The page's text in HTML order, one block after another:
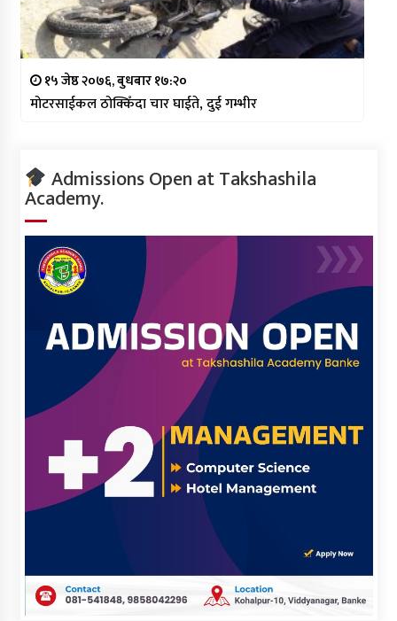
१५ जेष्ठ २०७६, बुधबार १७:२०
मोटरसाईकल ठोक्किँदा चार घाईते, दुई गम्भीर
Admissions Open at Takshashila
Academy.